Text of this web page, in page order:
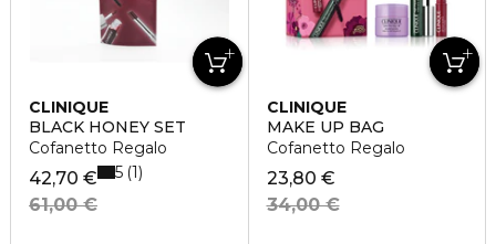
CLINIQUE
BLACK HONEY SET
Cofanetto Regalo
42,70 €
61,00 €
5 1
CLINIQUE
MAKE UP BAG
Cofanetto Regalo
23,80 €
34,00 €